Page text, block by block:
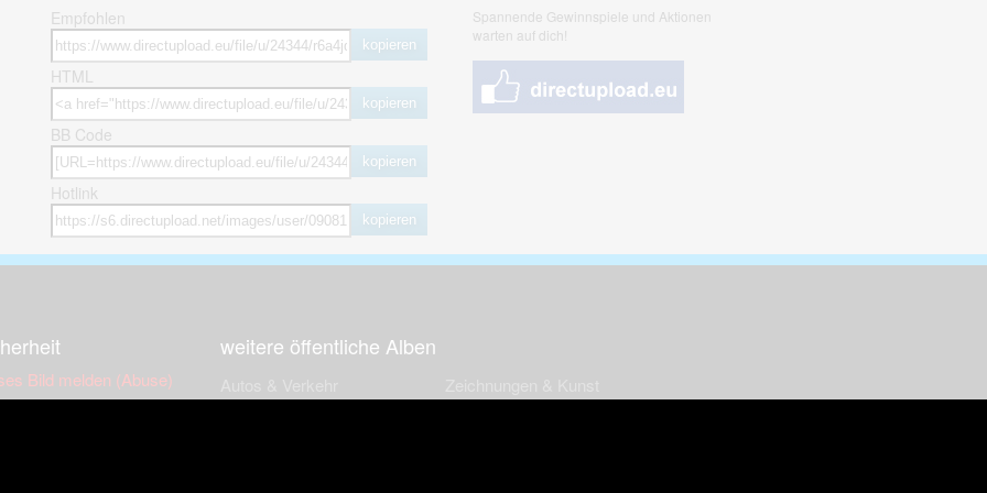
Empfohlen
kopieren
HTML
kopieren
BB Code
kopieren
Hotlink
kopieren
Spannende Gewinnspiele und Aktionen
warten auf dich!
Bild melden (Abuse)
weitere öffentliche Alben